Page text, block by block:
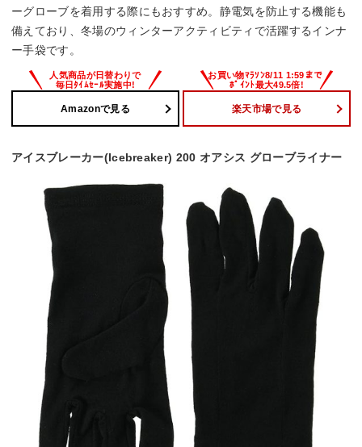
ーグローブを着用する際にもおすすめ。静電気を防止する機能も
備えており、冬場のウィンターアクティビティで活躍するインナ
ー手袋です。
Amazonで見る 楽天市場で見る
アイスブレーカー(Icebreaker) 200 オアシス グローブライナー